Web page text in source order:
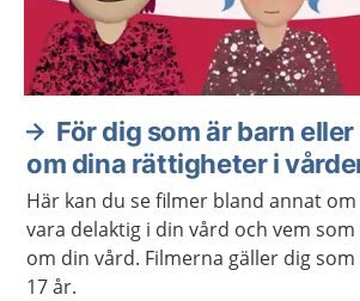
För dig som är barn
om dina rättigheter i
Här kan du se filmer bland annat
vara delaktig i din vård och vem
om din vård. Filmerna gäller dig
17 år.